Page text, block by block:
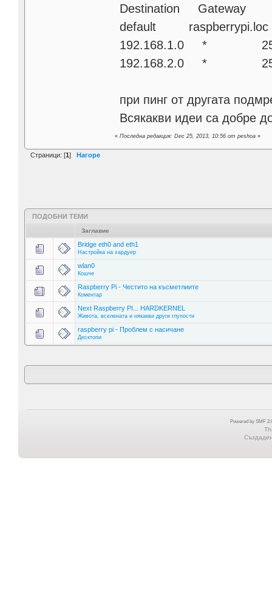
Destination Gateway
default
192.168.1.0 *
192.168.2.0 *
при пинг от другата
Всякакви идеи са добре
«Последна редакция: Dec 25, 2013, 10:56 от peshoa »
Страници: [1] Нагоре
ПОДОБНИ ТЕМИ
Заглавие
Bridge eth0 and eth1
Настройка на хардуер
wlan0
Кошче
Raspberry Pi - Честито на късметлиите
Коментар
Next Raspberry PI... HARDKERNEL
Живота, вселената и някакви други глупости
raspberry pi - Проблем с насичане
Десктопи
Powered by SMF